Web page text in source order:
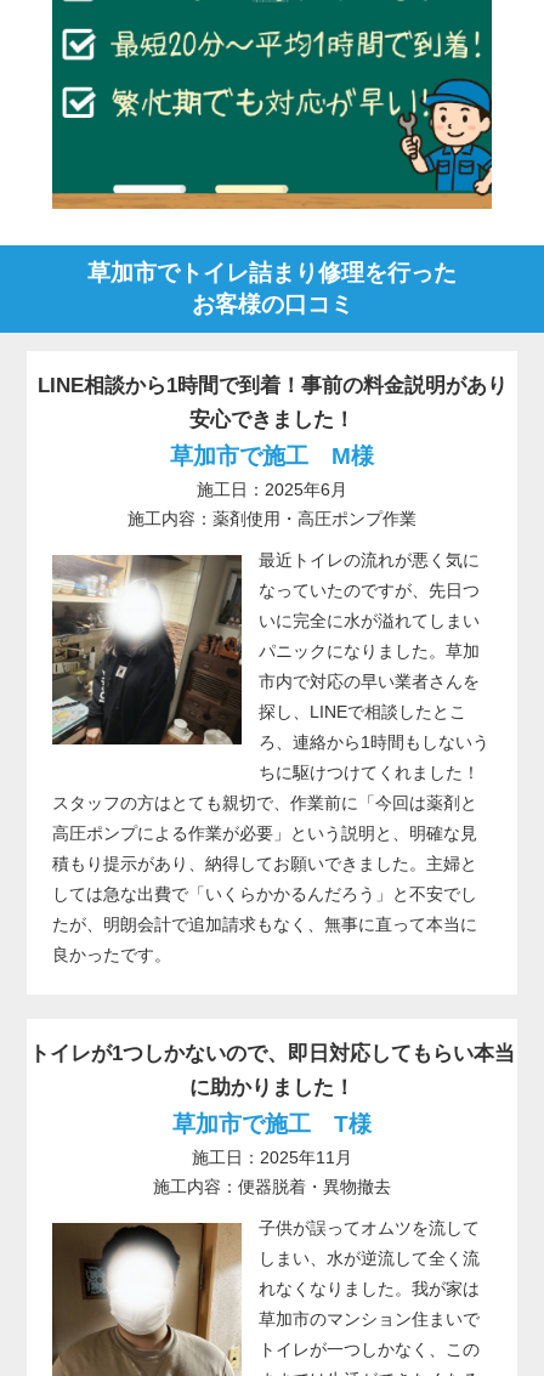
草加市でトイレ詰まり修理を行った
お客様の口コミ
LINE相談から1時間で到着！事前の料金説明があり
安心できました！
草加市で施工 M様
施工日：2025年6月
施工内容：薬剤使用・高圧ポンプ作業
最近トイレの流れが悪く気に
なっていたのですが、先日つ
いに完全に水が溢れてしまい
パニックになりました。草加
市内で対応の早い業者さんを
探し、LINEで相談したとこ
ろ、連絡から1時間もしないう
ちに駆けつけてくれました！
スタッフの方はとても親切で、作業前に「今回は薬剤と
高圧ポンプによる作業が必要」という説明と、明確な見
積もり提示があり、納得してお願いできました。主婦と
しては急な出費で「いくらかかるんだろう」と不安でし
たが、明朗会計で追加請求もなく、無事に直って本当に
良かったです。
トイレが1つしかないので、即日対応してもらい本当
に助かりました！
草加市で施工 T様
施工日：2025年11月
施工内容：便器脱着・異物撤去
子供が誤ってオムツを流して
しまい、水が逆流して全く流
れなくなりました。我が家は
草加市のマンション住まいで
トイレが一つしかなく、この